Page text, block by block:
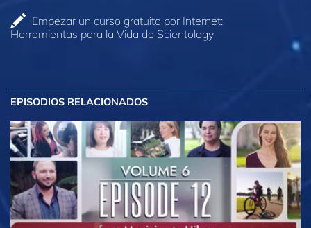
Empezar un curso gratuito por Internet:
Herramientas para la Vida de Scientology
EPISODIOS RELACIONADOS